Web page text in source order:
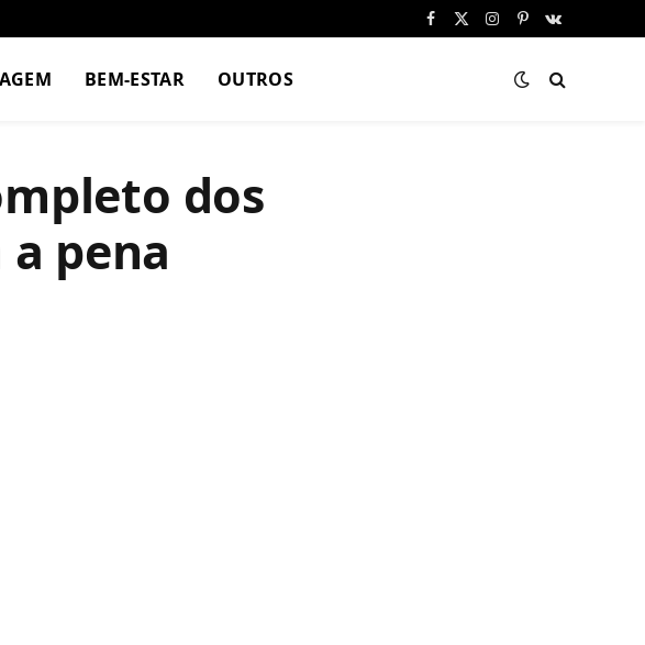
Facebook
X
Instagram
PinterestVKontakte
BEM-ESTAR OUTROS
dos
pena